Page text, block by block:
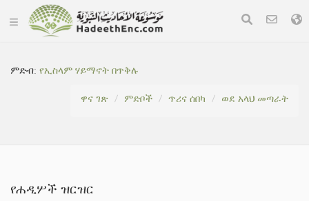
ምድብ:የኢስላም ሃይማኖት በጥቅሉ
ዋና ገጽ
ምድቦች ጥሪና ሰበካ ወደ አላህ መጣራት
የሐዲሦች ዝርዝር